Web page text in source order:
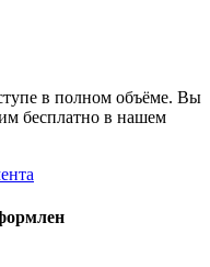
в полном объёме. Вы
бесплатно в нашем